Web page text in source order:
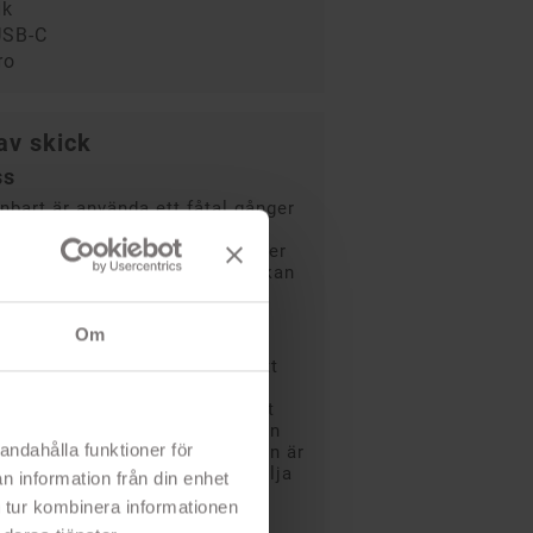
Om
funktioner för
information från din enhet
kombinera informationen
C
skick
är använda ett fåtal gånger
enbart ett fåtal battericykler
toppskiktet av A-klass, det kan
extra noggrant utvalda för att
och nästan så bra som det
nytt! Något mindre märke kan
karaktär. Batterihälsan är
vara OK men det kan skilja
nytt batteri.